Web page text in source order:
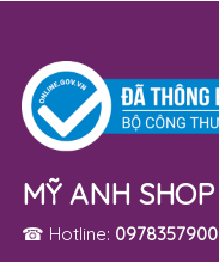
MỸ ANH SHOP
☎ Hotline: 0978357900